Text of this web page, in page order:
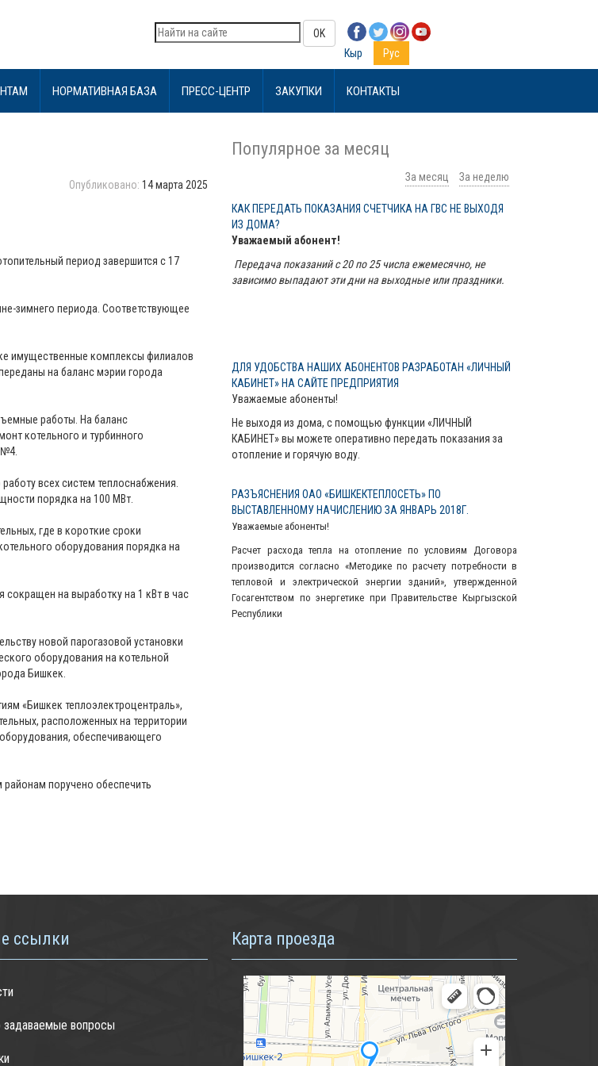
OK
Кыр
Рус
НОРМАТИВНАЯ БАЗА ПРЕСС-ЦЕНТР ЗАКУПКИ КОНТАКТЫ
Опубликовано: 14 марта 2025
период завершится с 17
зимнего периода. Соответствующее
имущественные комплексы филиалов
на баланс мэрии города
работы. На баланс
котельного и турбинного
всех систем теплоснабжения.
порядка на 100 МВт.
где в короткие сроки
оборудования порядка на
на выработку на 1 кВт в час
новой парогазовой установки
оборудования на котельной
Бишкек.
«Бишкек теплоэлектроцентраль»,
расположенных на территории
обеспечивающего
поручено обеспечить
Популярное за месяц
За месяц За неделю
КАК ПЕРЕДАТЬ ПОКАЗАНИЯ СЧЕТЧИКА НА ГВС НЕ ВЫХОДЯ
ИЗ ДОМА?
Уважаемый абонент!
Передача показаний с 20 по 25 числа ежемесячно, не
зависимо выпадают эти дни на выходные или праздники.
ДЛЯ УДОБСТВА НАШИХ АБОНЕНТОВ РАЗРАБОТАН «ЛИЧНЫЙ
КАБИНЕТ» НА САЙТЕ ПРЕДПРИЯТИЯ
Уважаемые абоненты!
Не выходя из дома, с помощью функции «ЛИЧНЫЙ
КАБИНЕТ» вы можете оперативно передать показания за
отопление и горячую воду.
РАЗЪЯСНЕНИЯ ОАО «БИШКЕКТЕПЛОСЕТЬ» ПО
ВЫСТАВЛЕННОМУ НАЧИСЛЕНИЮ ЗА ЯНВАРЬ 2018Г.
Уважаемые абоненты!
Расчет расхода тепла на отопление по условиям Договора
производится согласно «Методике по расчету потребности в
тепловой и электрической энергии зданий», утвержденной
Госагентством по энергетике при Правительстве Кыргызской
Республики
ссылки
задаваемые вопросы
Карта проезда